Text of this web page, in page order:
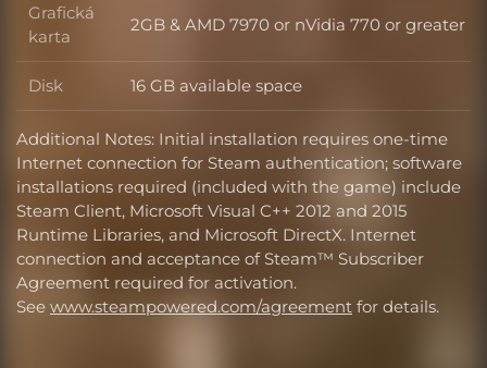
Grafická
karta
Grafická karta
2GB & AMD 7970 or nVidia 770 or greater
Disk Disk
16 GB available space
Additional Notes: Initial installation requires one-time
Internet connection for Steam authentication; software
installations required (included with the game) include
Steam Client, Microsoft Visual C++ 2012 and 2015
Runtime Libraries, and Microsoft DirectX. Internet
connection and acceptance of Steam™ Subscriber
Agreement required for activation.
See www.steampowered.com/agreement for details.